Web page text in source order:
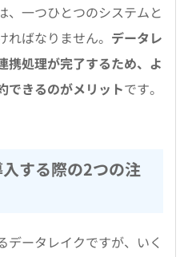
、一つひとつのシステムと
ばなりません。 データレ
携処理が完了するため、よ
できるのがメリットです。
する際の2つの注
データレイクですが、いく